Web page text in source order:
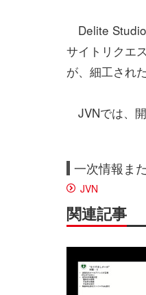
Delite
サイトリクエ
が、細工され
JVNでは、
一次情報ま
JVN
関連記事